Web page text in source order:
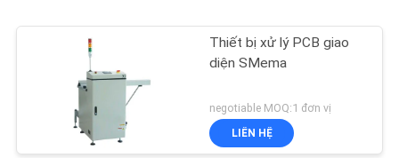
Thiết bị xử lý PCB giao
diện SMema
negotiable MOQ:1 đơn vị
LIÊN HỆ